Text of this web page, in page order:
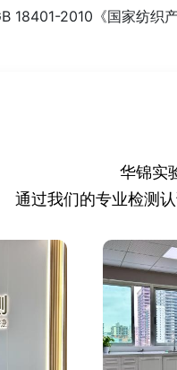
18401-2010《国家纺织
001-2020《XXX公司
标准法规进行检测，主要
权益保护法》
务法》
暂行办法》
定》
华锦实
通过我们的专业检测